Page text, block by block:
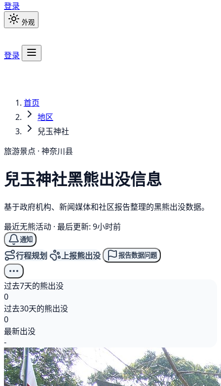
登录
外观
登录
首页
地区
兒玉神社
旅游景点 · 神奈川县
兒玉神社黑熊出没信息
基于政府机构、新闻媒体和社区报告整理的黑熊出没数据。
最近无熊活动 · 最后更新: 9小时前
通知
行程规划 上报熊出没 报告数据问题
过去7天的熊出没
0
过去30天的熊出没
0
最新出没
-